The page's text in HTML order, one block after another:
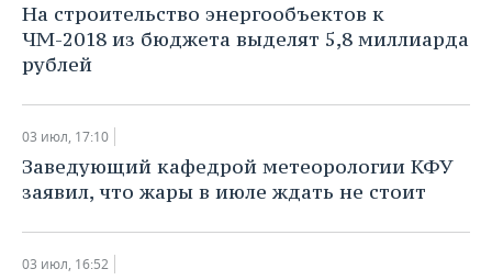
На строительство энергообъектов к
ЧМ-2018 из бюджета выделят 5,8 миллиарда
рублей
03 июл, 17:10
Заведующий кафедрой метеорологии КФУ
заявил, что жары в июле ждать не стоит
03 июл, 16:52